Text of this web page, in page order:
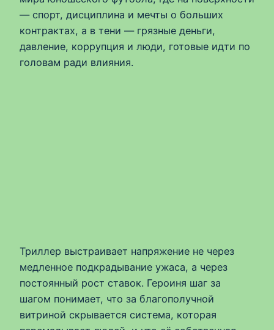
— спорт, дисциплина и мечты о больших
контрактах, а в тени — грязные деньги,
давление, коррупция и люди, готовые идти по
головам ради влияния.
Триллер выстраивает напряжение не через
медленное подкрадывание ужаса, а через
постоянный рост ставок. Героиня шаг за
шагом понимает, что за благополучной
витриной скрывается система, которая